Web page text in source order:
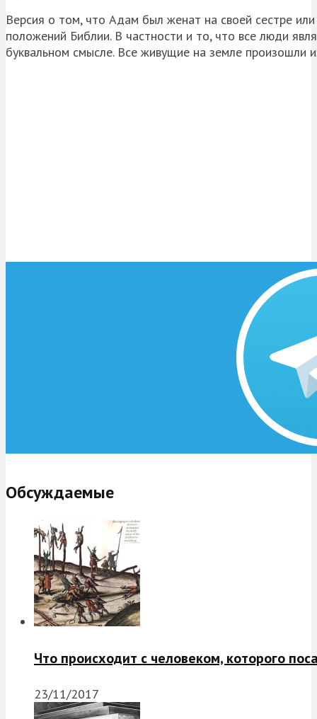
Версия о том, что Адам был женат на своей сестре
положений Библии. В частности и то, что все люди
буквальном смысле. Все живущие на земле произошли
Обсуждаемые
Что происходит с человеком, которого
23/11/2017